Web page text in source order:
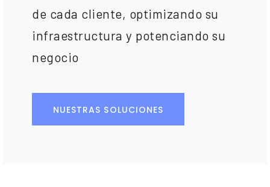
de cada cliente, optimizando su
infraestructura y potenciando su
negocio
NUESTRAS SOLUCIONES